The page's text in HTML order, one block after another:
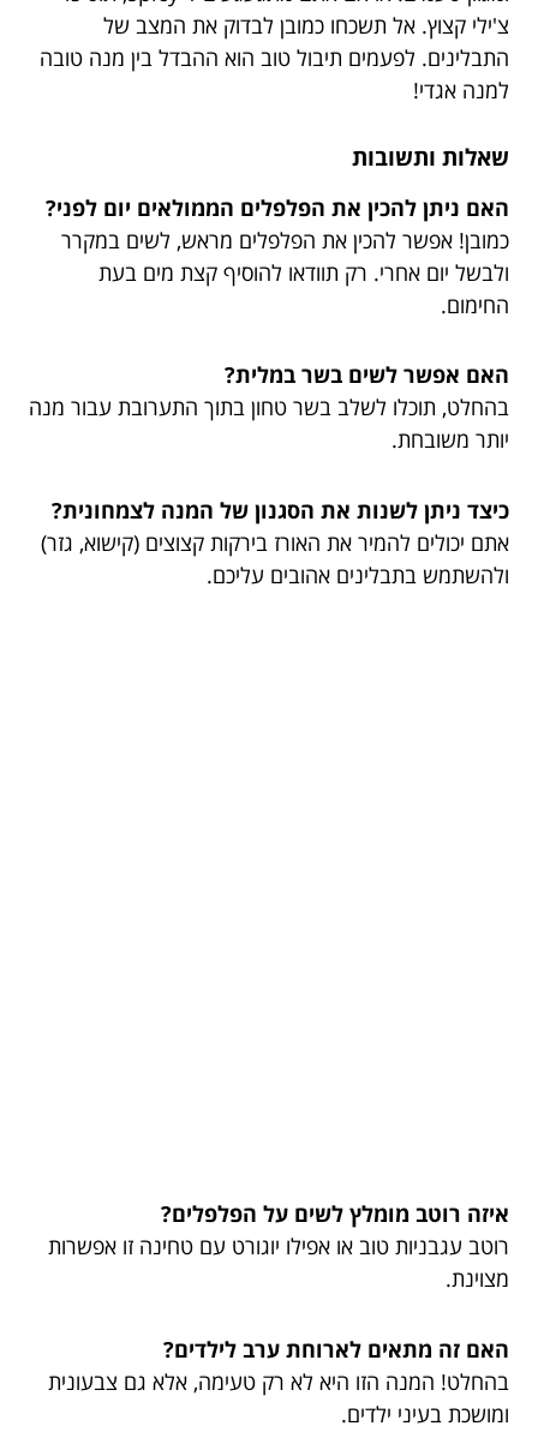
צ'ילי קצוץ. אל תשכחו כמובן לבדוק את המצב של
התבלינים. לפעמים תיבול טוב הוא ההבדל בין מנה טובה
למנה אגדי!
שאלות ותשובות
האם ניתן להכין את הפלפלים הממולאים יום לפני?
כמובן! אפשר להכין את הפלפלים מראש, לשים במקרר
ולבשל יום אחרי. רק תוודאו להוסיף קצת מים בעת
החימום.
האם אפשר לשים בשר במלית?
בהחלט, תוכלו לשלב בשר טחון בתוך התערובת עבור מנה
יותר משובחת.
כיצד ניתן לשנות את הסגנון של המנה לצמחונית?
אתם יכולים להמיר את האורז בירקות קצוצים (קישוא, גזר)
ולהשתמש בתבלינים אהובים עליכם.
איזה רוטב מומלץ לשים על הפלפלים?
רוטב עגבניות טוב או אפילו יוגורט עם טחינה זו אפשרות
מצוינת.
האם זה מתאים לארוחת ערב לילדים?
בהחלט! המנה הזו היא לא רק טעימה, אלא גם צבעונית
ומושכת בעיני ילדים.